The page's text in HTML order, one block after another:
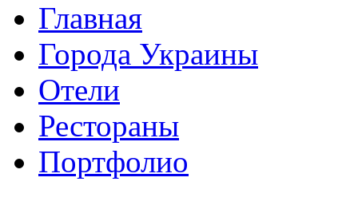
Главная
Города Украины
Отели
Рестораны
Портфолио